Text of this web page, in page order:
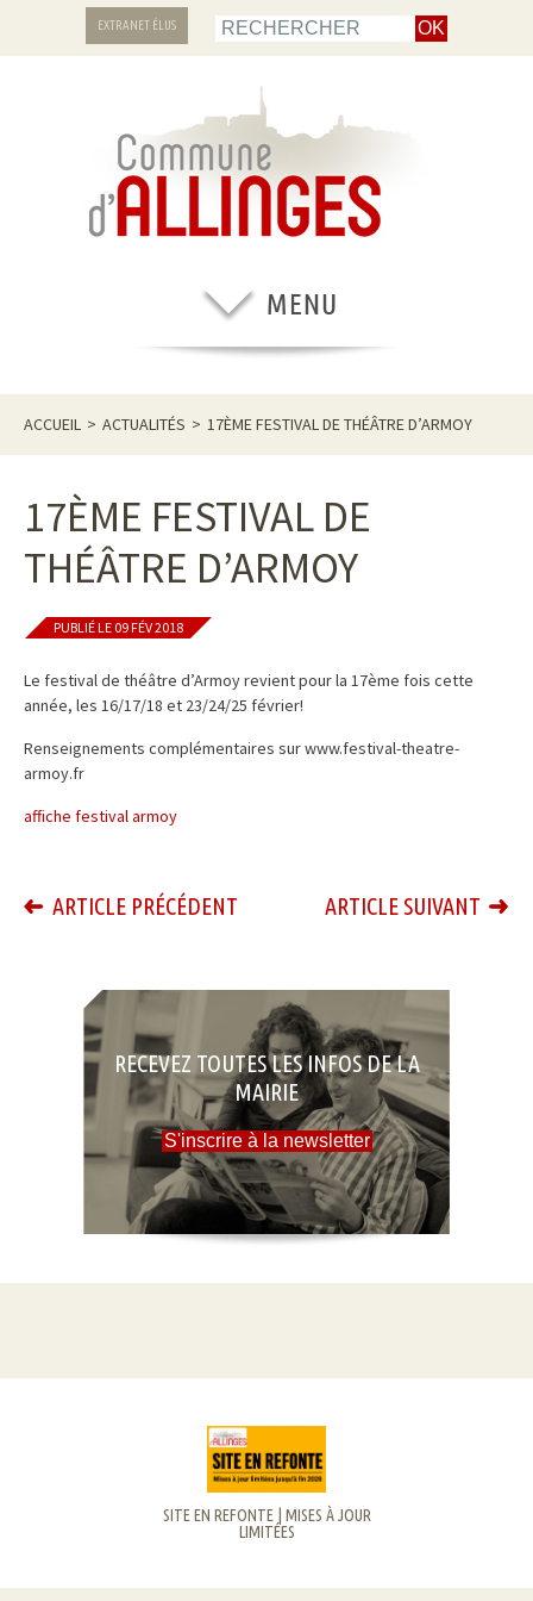
EXTRANET ÉLUS
ACCUEIL > ACTUALITÉS > 17ÈME FESTIVAL DE THÉÂTRE D’ARMOY
17ÈME FESTIVAL DE
THÉÂTRE D’ARMOY
PUBLIÉ LE 09 FÉV 2018
Le festival de théâtre d’Armoy revient pour la 17ème fois cette
année, les 16/17/18 et 23/24/25 février!
Renseignements complémentaires sur www.festival-theatre-
armoy.fr
affiche festival armoy
ARTICLE PRÉCÉDENT ARTICLE SUIVANT
RECEVEZ TOUTES LES INFOS DE LA
MAIRIE
S'inscrire à la newsletter
SITE EN REFONTE | MISES À JOUR
LIMITÉES